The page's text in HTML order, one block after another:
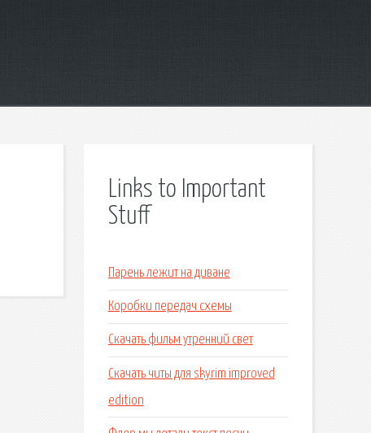
Links to Important
Stuff
Парень лежит на диване
Коробки передач схемы
Скачать фильм утренний свет
Скачать читы для skyrim improved
edition